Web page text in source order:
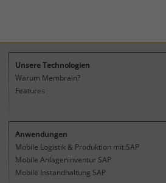
Unsere Technologien
Warum Membrain?
Features
Anwendungen
Mobile Logistik & Produktion mit SAP
Mobile Anlageninventur SAP
Mobile Instandhaltung SAP
Laufzeit
Zweck
der Nutzung von
dem Servern der